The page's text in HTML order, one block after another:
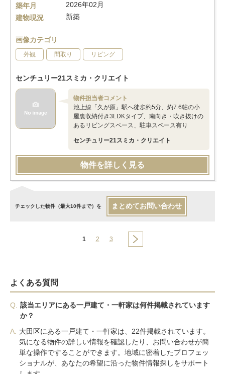
築年月
2026年02月
建物現況
新築
画像カテゴリ
外観 間取り リビング
センチュリー21スミカ・クリエイト
物件担当者コメント
池上線「久が原」駅へ徒歩約5分、約7.6帖の小
屋裏収納付き3LDKタイプ、南向き・吹き抜けの
あるリビングスペース、駐車スペース有り
センチュリー21スミカ・クリエイト
物件を詳しく見る
チェックした物件（最大10件まで）を まとめてお問い合わせ
1 2 3
よくある質問
Q.
該当エリアにある一戸建て・一軒家は何件掲載されています
か？
A.
大田区にある一戸建て・一軒家は、22件掲載されています。
気になる物件の詳しい情報を確認したり、お問い合わせが簡
単な操作ですることができます。地域に密着したプロフェッ
ショナルが、あなたの希望に沿った物件情報探しをサポート